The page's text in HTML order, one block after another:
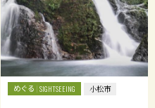
めぐる SIGHTSEEING 小松市